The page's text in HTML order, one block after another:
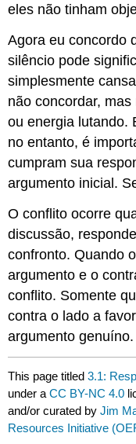
eles não tinham
Agora eu concordo
silêncio pode
simplesmente
não concordar,
ou energia lutando.
no entanto, é
cumpram sua
argumento inicial.
O conflito ocorre
discussão,
confronto. Quando
argumento e o
conflito. Somente
contra o lado a
argumento genuíno.
This page titled3.1:
under aCC BY-NC 4.0
and/or curated byJim
Resources Initiative